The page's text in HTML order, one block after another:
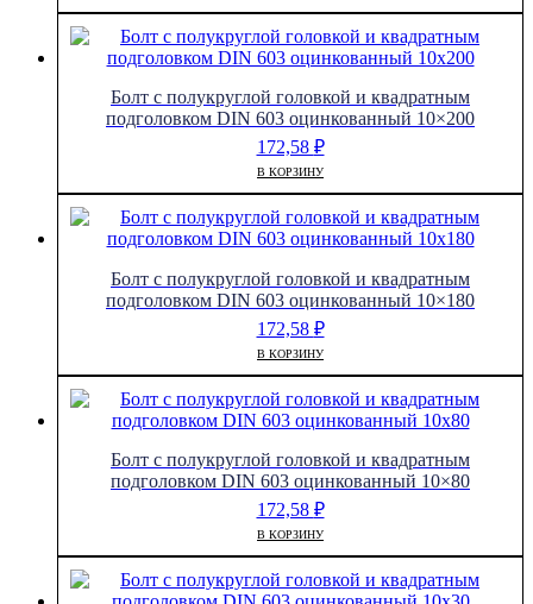
Болт с полукруглой головкой и квадратным
подголовком DIN 603 оцинкованный 10×200
172,58 ₽
В КОРЗИНУ
Болт с полукруглой головкой и квадратным
подголовком DIN 603 оцинкованный 10×180
172,58 ₽
В КОРЗИНУ
Болт с полукруглой головкой и квадратным
подголовком DIN 603 оцинкованный 10×80
172,58 ₽
В КОРЗИНУ